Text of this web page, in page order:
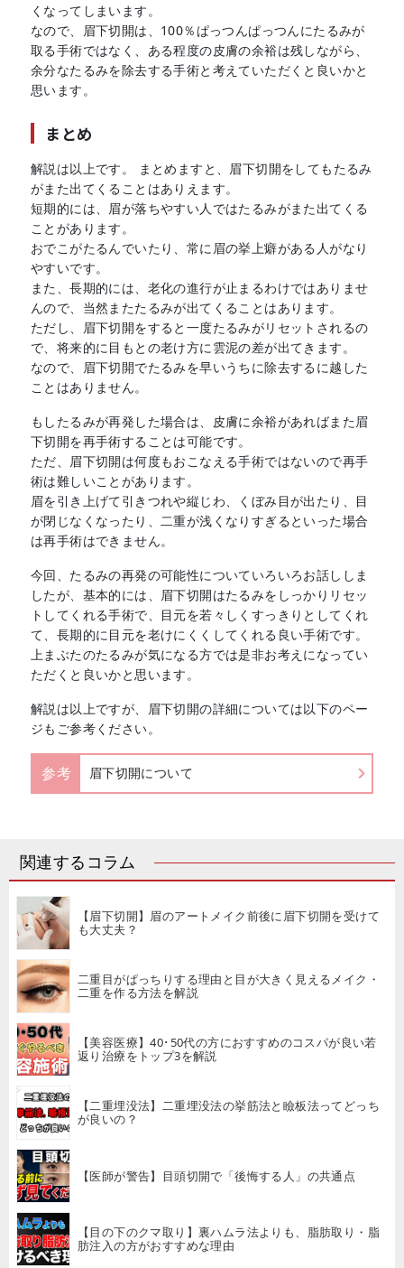
くなってしまいます。
なので、眉下切開は、100％ぱっつんぱっつんにたるみが
取る手術ではなく、ある程度の皮膚の余裕は残しながら、
余分なたるみを除去する手術と考えていただくと良いかと
思います。
まとめ
解説は以上です。 まとめますと、眉下切開をしてもたるみ
がまた出てくることはありえます。
短期的には、眉が落ちやすい人ではたるみがまた出てくる
ことがあります。
おでこがたるんでいたり、常に眉の挙上癖がある人がなり
やすいです。
また、長期的には、老化の進行が止まるわけではありませ
んので、当然またたるみが出てくることはあります。
ただし、眉下切開をすると一度たるみがリセットされるの
で、将来的に目もとの老け方に雲泥の差が出てきます。
なので、眉下切開でたるみを早いうちに除去するに越した
ことはありません。
もしたるみが再発した場合は、皮膚に余裕があればまた眉
下切開を再手術することは可能です。
ただ、眉下切開は何度もおこなえる手術ではないので再手
術は難しいことがあります。
眉を引き上げて引きつれや縦じわ、くぼみ目が出たり、目
が閉じなくなったり、二重が浅くなりすぎるといった場合
は再手術はできません。
今回、たるみの再発の可能性についていろいろお話ししま
したが、基本的には、眉下切開はたるみをしっかりリセッ
トしてくれる手術で、目元を若々しくすっきりとしてくれ
て、長期的に目元を老けにくくしてくれる良い手術です。
上まぶたのたるみが気になる方では是非お考えになってい
ただくと良いかと思います。
解説は以上ですが、眉下切開の詳細については以下のペー
ジもご参考ください。
参考 眉下切開について
関連するコラム
【眉下切開】眉のアートメイク前後に眉下切開を受けて
も大丈夫？
二重目がぱっちりする理由と目が大きく見えるメイク・
二重を作る方法を解説
【美容医療】40･50代の方におすすめのコスパが良い若
返り治療をトップ3を解説
【二重埋没法】二重埋没法の挙筋法と瞼板法ってどっち
が良いの？
【医師が警告】目頭切開で「後悔する人」の共通点
【目の下のクマ取り】裏ハムラ法よりも、脂肪取り・脂
肪注入の方がおすすめな理由